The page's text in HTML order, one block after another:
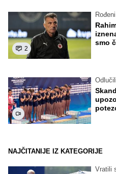
2
smo
NAJČITANIJE IZ KATEGORIJE
Vratili